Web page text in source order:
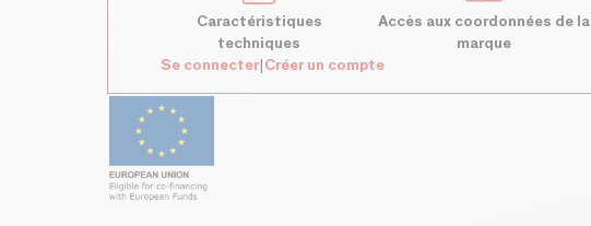
Caractéristiques
techniques
Accès aux coordonnées de la
marque
Se connecter|Créer un compte